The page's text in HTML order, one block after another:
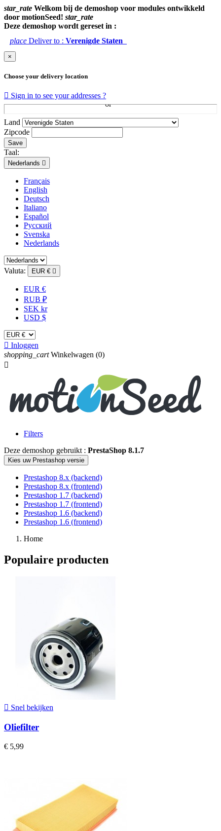
star_rate Welkom bij de demoshop voor modules ontwikkeld
door motionSeed! star_rate
Deze demoshop wordt gereset in :
place Deliver to : Verenigde Staten
×
Choose your delivery location
 Sign in to see your addresses ?
Land
Zipcode
Save
Taal:
Nederlands 
Français
English
Deutsch
Italiano
Español
Русский
Svenska
Nederlands
Valuta: EUR € 
EUR €
RUB ₽
SEK kr
USD $
 Inloggen
shopping_cart Winkelwagen (0)

Filters
Deze demoshop gebruikt : PrestaShop 8.1.7
Kies uw Prestashop versie
Prestashop 8.x (backend)
Prestashop 8.x (frontend)
Prestashop 1.7 (backend)
Prestashop 1.7 (frontend)
Prestashop 1.6 (backend)
Prestashop 1.6 (frontend)
Home
Populaire producten
 Snel bekijken
Oliefilter
€ 5,99